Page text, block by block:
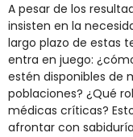
A pesar de los
insisten en la
largo plazo de estas
entra en juego:
estén disponibles de
poblaciones? ¿Qué
médicas críticas?
afrontar con